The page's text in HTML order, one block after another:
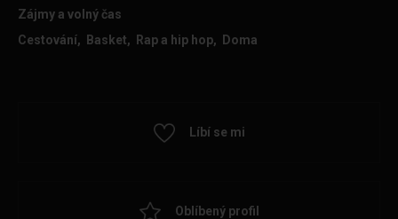
Zájmy a volný čas
Cestování, Basket, Rap a hip hop, Doma
Líbí se mi
Oblíbený profil